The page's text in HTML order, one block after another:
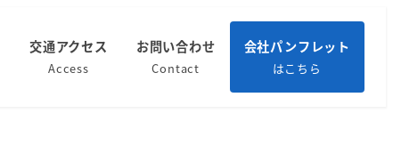
交通アクセス
Access
お問い合わせ
Contact
会社パンフレット
はこちら